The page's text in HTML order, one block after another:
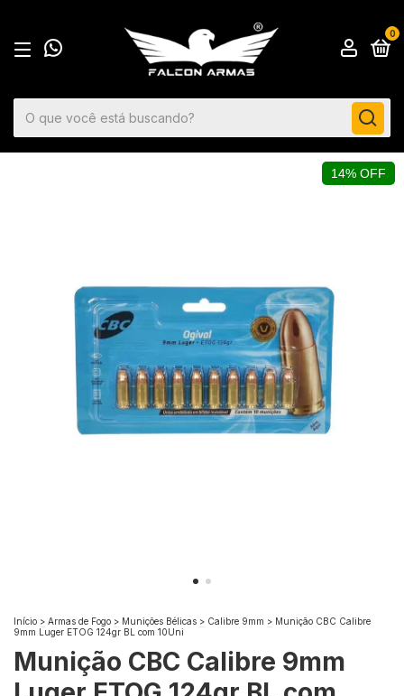
0
14% OFF
Início > Armas de Fogo > Munições Bélicas > Calibre 9mm > Munição CBC Calibre
9mm Luger ETOG 124gr BL com 10Uni
Munição CBC Calibre 9mm